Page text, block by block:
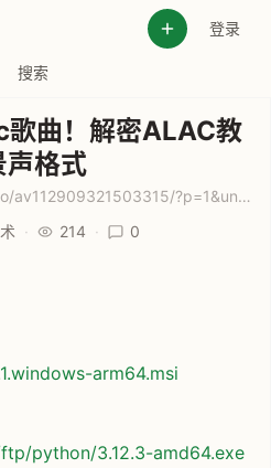
登录
搜索
曲！解密ALAC教
声格式
https://www.bilibili.com/video/av112909321503315/?p=1&unique_k=2333&vd_source=7c3cda30be66978f45792018079268b2
· 214 · 0
arm64.msi
python/3.12.3-amd64.exe